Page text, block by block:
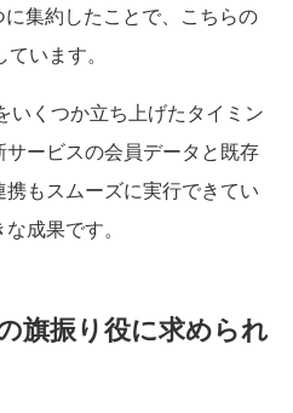
集約したことで、こちらの
います。
くつか立ち上げたタイミン
ービスの会員データと既存
もスムーズに実行できてい
成果です。
旗振り役に求められ